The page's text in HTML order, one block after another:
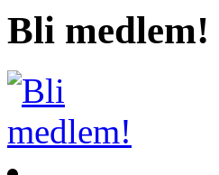
Bli medlem!